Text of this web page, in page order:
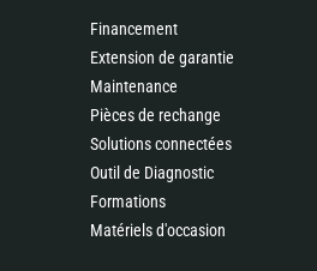
Financement
Extension de garantie
Maintenance
Pièces de rechange
Solutions connectées
Outil de Diagnostic
Formations
Matériels d'occasion